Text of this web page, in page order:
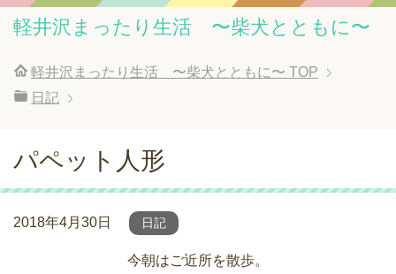
軽井沢まったり生活 〜柴犬とともに〜
軽井沢まったり生活 〜柴犬とともに〜 TOP
日記
パペット人形
2018年4月30日 日記
今朝はご近所を散歩。